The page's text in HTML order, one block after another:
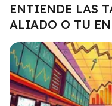
ENTIENDE LAS
ALIADO O TU